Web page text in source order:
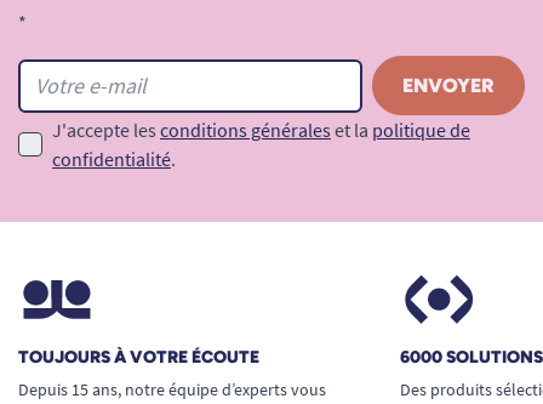
*
J'accepte les conditions générales et la politique de
confidentialité.
TOUJOURS À VOTRE ÉCOUTE
Depuis 15 ans, notre équipe d’experts vous
6000
Des produits